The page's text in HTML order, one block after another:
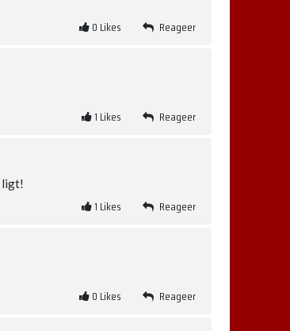
0 Likes Reageer
1 Likes Reageer
ligt!
1 Likes Reageer
0 Likes Reageer